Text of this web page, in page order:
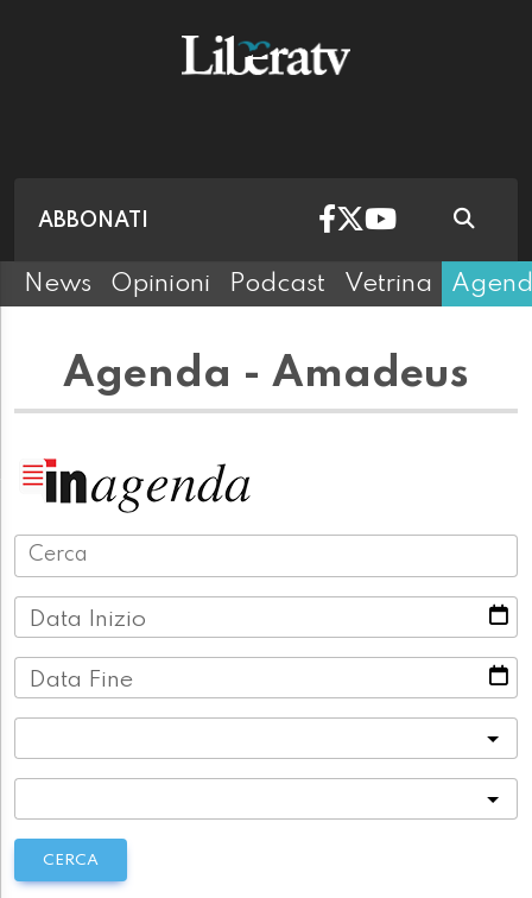
ABBONATI
News Opinioni Podcast Vetrina
Agenda - Amadeus
Data Inizio
Data Fine
CERCA